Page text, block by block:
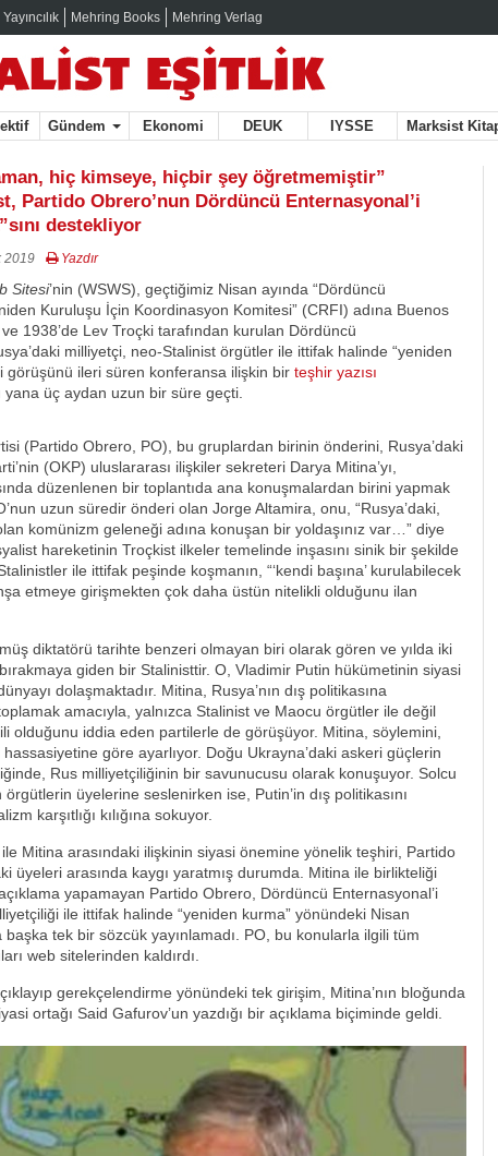
Mehring Books Mehring Verlag
Gündem Ekonomi DEUK IYSSE Marksist
hiç kimseye, hiçbir şey öğretmemiştir”
Partido Obrero’nun Dördüncü Enternasyonal’i
destekliyor
2019 Yazdır
Sitesi’nin (WSWS), geçtiğimiz Nisan ayında “Dördüncü
Kuruluşu İçin Koordinasyon Komitesi” (CRFI) adına Buenos
1938’de Lev Troçki tarafından kurulan Dördüncü
milliyetçi, neo-Stalinist örgütler ile ittifak halinde “yeniden
görüşünü ileri süren konferansa ilişkin bir teşhir yazısı
yana üç aydan uzun bir süre geçti.
(Partido Obrero, PO), bu gruplardan birinin önderini, Rusya’daki
(OKP) uluslararası ilişkiler sekreteri Darya Mitina’yı,
düzenlenen bir toplantıda ana konuşmalardan birini yapmak
uzun süredir önderi olan Jorge Altamira, onu, “Rusya’daki,
komünizm geleneği adına konuşan bir yoldaşınız var…” diye
hareketinin Troçkist ilkeler temelinde inşasını sinik bir şekilde
ile ittifak peşinde koşmanın, “‘kendi başına’ kurulabilecek
etmeye girişmekten çok daha üstün nitelikli olduğunu ilan
diktatörü tarihte benzeri olmayan biri olarak gören ve yılda iki
giden bir Stalinisttir. O, Vladimir Putin hükümetinin siyasi
dolaşmaktadır. Mitina, Rusya’nın dış politikasına
amacıyla, yalnızca Stalinist ve Maocu örgütler ile değil
olduğunu iddia eden partilerle de görüşüyor. Mitina, söylemini,
göre ayarlıyor. Doğu Ukrayna’daki askeri güçlerin
Rus milliyetçiliğinin bir savunucusu olarak konuşuyor. Solcu
üyelerine seslenirken ise, Putin’in dış politikasını
karşıtlığı kılığına sokuyor.
ile Mitina arasındaki ilişkinin siyasi önemine yönelik teşhiri, Partido
üyeleri arasında kaygı yaratmış durumda. Mitina ile birlikteliği
yapamayan Partido Obrero, Dördüncü Enternasyonal’i
ile ittifak halinde “yeniden kurma” yönündeki Nisan
başka tek bir sözcük yayınlamadı. PO, bu konularla ilgili tüm
web sitelerinden kaldırdı.
gerekçelendirme yönündeki tek girişim, Mitina’nın bloğunda
ortağı Said Gafurov’un yazdığı bir açıklama biçiminde geldi.